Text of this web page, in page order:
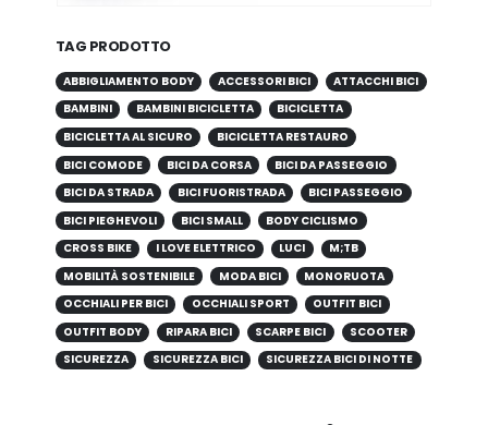
TAG PRODOTTO
ABBIGLIAMENTO BODY ACCESSORI BICI
ATTACCHI BICI
BAMBINI
BAMBINI BICICLETTA
BICICLETTA
BICICLETTA AL SICURO
BICICLETTA RESTAURO
BICI COMODE
BICI DA CORSA
BICI DA PASSEGGIO
BICI DA STRADA
BICI FUORISTRADA
BICI PASSEGGIO
BICI PIEGHEVOLI
BICI SMALL
BODY CICLISMO
CROSS BIKE
I LOVE ELETTRICO LUCI
M;TB
MOBILITÀ SOSTENIBILE
MODA BICI
MONORUOTA
OCCHIALI PER BICI
OCCHIALI SPORT
OUTFIT BICI
OUTFIT BODY
RIPARA BICI SCARPE BICI
SCOOTER
SICUREZZA
SICUREZZA BICI SICUREZZA BICI DI NOTTE